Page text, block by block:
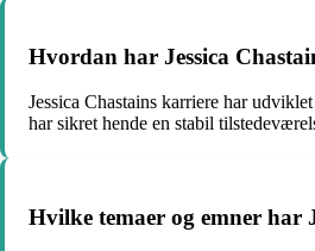
Hvordan har Jessica
Jessica Chastains karriere har
har sikret hende en stabil
Hvilke temaer og emner har